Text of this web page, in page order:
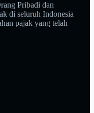
Pribadi dan
di seluruh Indonesia
pajak yang telah